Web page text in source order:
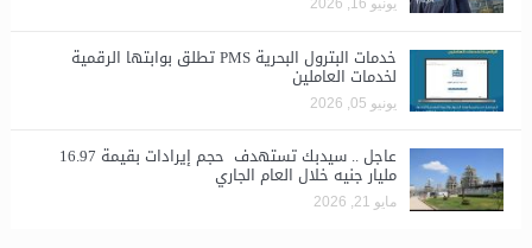
يونيو 16, 2026
خدمات البترول البحرية PMS تطلق بوابتها الرقمية
لخدمات العاملين
يونيو 05, 2026
عاجل .. سيدبك تستهدف حجم إيرادات بقيمة 16.97
مليار جنيه خلال العام الجاري
مايو 21, 2026